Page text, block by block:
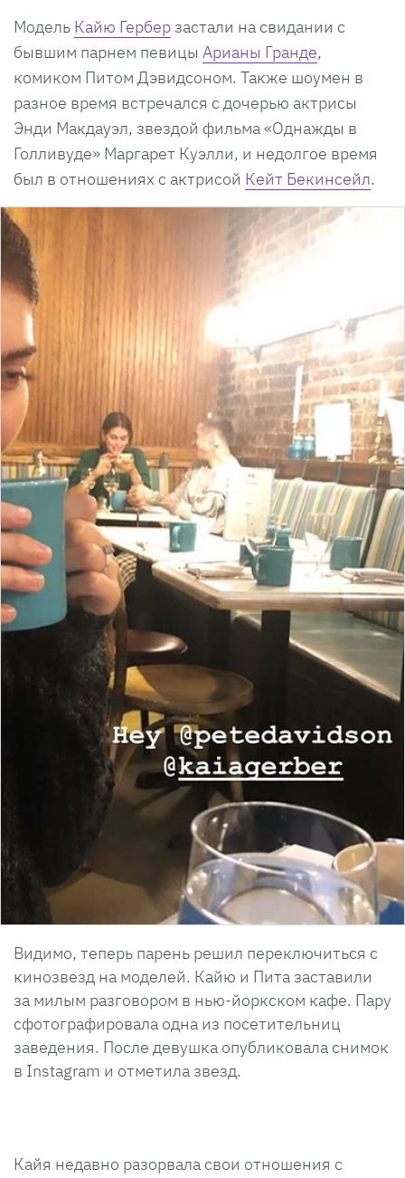
Модель Кайю Гербер застали на свидании с
бывшим парнем певицы Арианы Гранде,
комиком Питом Дэвидсоном. Также шоумен в
разное время встречался с дочерью актрисы
Энди Макдауэл, звездой фильма «Однажды в
Голливуде» Маргарет Куэлли, и недолгое время
был в отношениях с актрисой Кейт Бекинсейл.
Видимо, теперь парень решил переключиться с
кинозвезд на моделей. Кайю и Пита заставили
за милым разговором в нью-йоркском кафе. Пару
сфотографировала одна из посетительниц
заведения. После девушка опубликовала снимок
в Instagram и отметила звезд.
Кайя недавно разорвала свои отношения с